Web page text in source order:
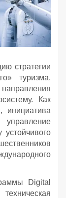
стратегии
туризма,
Как
устойчивого
Digital